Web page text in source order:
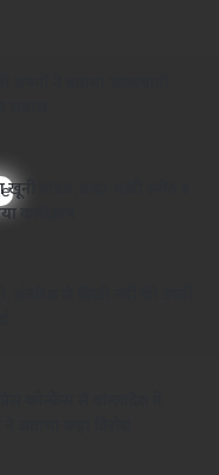
तांडव, दादा-दादी समेत 8
कत्लेआम